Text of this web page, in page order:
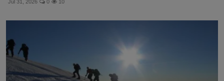
Jul 31, 2026 0 10